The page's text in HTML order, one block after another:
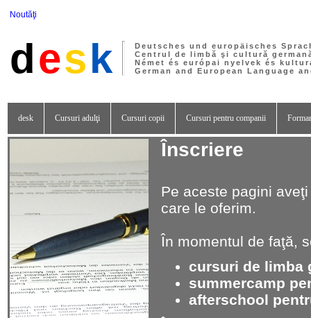
Noutăţi
desk
Deutsches und europäisches
Centrul de limbă şi cultură
Német és európai nyelvek és
German and European Language
desk Cursuri adulţi Cursuri copii Cursuri pentru companii
Înscriere
Pe aceste pagini
care le oferim.
În momentul de faţă,
cursuri de limba
summercamp
afterschool